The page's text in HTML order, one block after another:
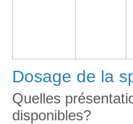
Dosage de la
Quelles
disponibles?